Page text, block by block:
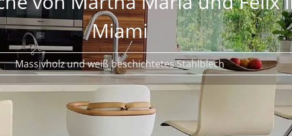
in Düsseldorf mit Fotodruck
vom Boden bis zur Beleuchtung für Model Lara